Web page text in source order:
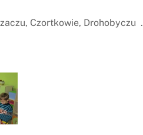
Czortkowie, Drohobyczu .